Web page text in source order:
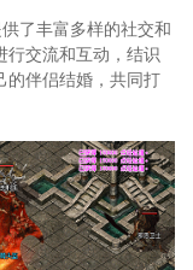
了丰富多样的社交和
行交流和互动，结识
的伴侣结婚，共同打